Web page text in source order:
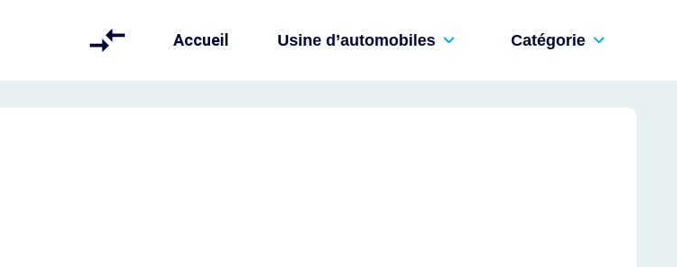
Accueil Usine d’automobiles Catégorie